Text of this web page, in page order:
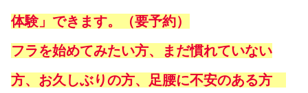
体験」できます。（要予約）
フラを始めてみたい方、まだ慣れていない
方、お久しぶりの方、足腰に不安のある方